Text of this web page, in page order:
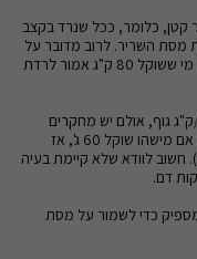
קטן, כלומר, ככל שנרד בקצב
מסת השריר. לרוב מדובר על
ירידה של 0.5-0.7% ממשקל הגוף בשבוע (כלומר, מי ששוקל 80 ק"ג אמור לרדת
חלבון מספקת. לרוב מדובר על 1.4-2.3 ג'/ק"ג גוף, אולם יש מחקרים
שמתחילים לבדוק צריכה אפילו גבוהה מזו (למשל, אם מישהו שוקל 60 ג', אז
ביום). חשוב לוודא שלא קיימת בעיה
דם.
מספיק כדי לשמור על מסת